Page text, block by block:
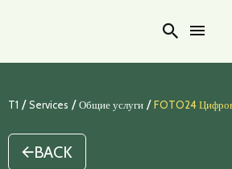
Search
T1 / Services / Общие услуги / FOTO24
BACK